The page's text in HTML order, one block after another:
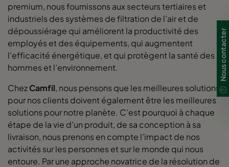
premium, nous fournissons aux secteurs tertiaires et
industriels des systèmes de filtration de l’air et de
dépoussiérage qui améliorent la productivité des
employés et des équipements, qui augmentent
l’efficacité énergétique, et qui protègent la santé des
hommes et l’environnement.
ChezCamfil, nous pensons que les meilleures solutions
pour nos clients doivent également être les meilleures
solutions pour notre planète. C’est pourquoi à chaque
étape de la vie d’un produit, de sa conception à sa
livraison, nous prenons en compte l’impact de nos
activités sur les personnes et sur le monde qui nous
entoure. Par une approche novatrice de la résolution de
Nous contacter